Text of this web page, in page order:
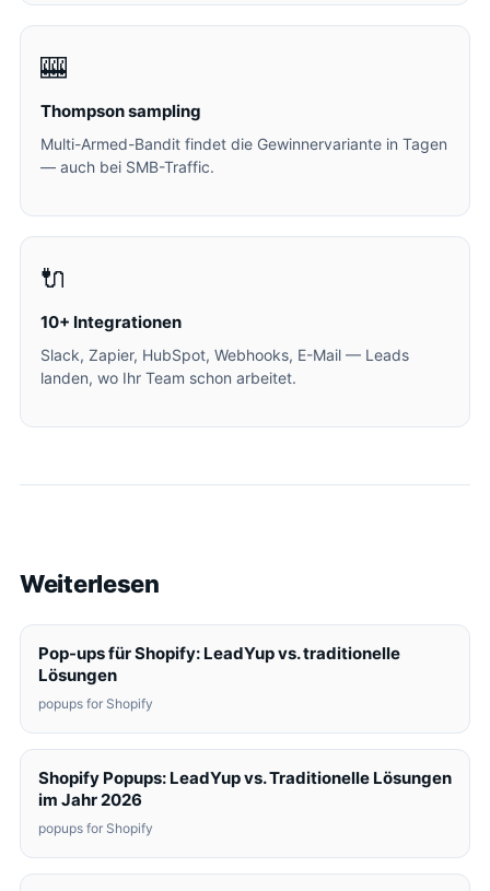
🎰
Thompson sampling
Multi-Armed-Bandit findet die Gewinnervariante in Tagen
— auch bei SMB-Traffic.
🔌
10+ Integrationen
Slack, Zapier, HubSpot, Webhooks, E-Mail — Leads
landen, wo Ihr Team schon arbeitet.
Weiterlesen
Pop-ups für Shopify: LeadYup vs. traditionelle
Lösungen
popups for Shopify
Shopify Popups: LeadYup vs. Traditionelle Lösungen
im Jahr 2026
popups for Shopify